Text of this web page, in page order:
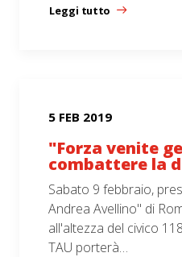
Leggi tutto
5 FEB 2019
"Forza venite
combattere la
Sabato 9 febbraio,
Andrea Avellino" di
all'altezza del civico
TAU porterà…